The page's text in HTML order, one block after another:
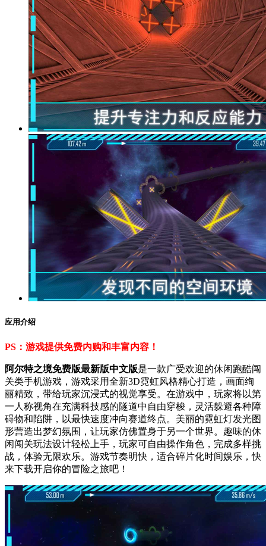
应用介绍
PS：游戏提供免费内购和丰富内容！
阿尔特之境免费版最新版中文版是一款广受欢迎的休闲跑酷闯
关类手机游戏，游戏采用全新3D霓虹风格精心打造，画面绚
丽精致，带给玩家沉浸式的视觉享受。在游戏中，玩家将以第
一人称视角在充满科技感的隧道中自由穿梭，灵活躲避各种障
碍物和陷阱，以最快速度冲向赛道终点。美丽的霓虹灯发光图
形营造出梦幻氛围，让玩家仿佛置身于另一个世界。趣味的休
闲闯关玩法设计轻松上手，玩家可自由操作角色，完成多样挑
战，体验无限欢乐。游戏节奏明快，适合碎片化时间娱乐，快
来下载开启你的冒险之旅吧！